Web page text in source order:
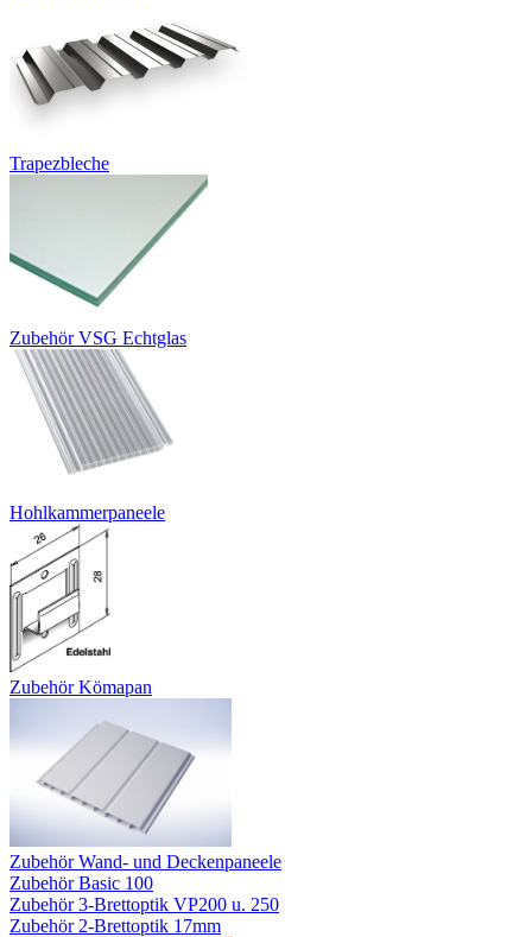
Trapezbleche
Zubehör VSG Echtglas
Hohlkammerpaneele
Zubehör Kömapan
Zubehör Wand- und Deckenpaneele
Zubehör Basic 100
Zubehör 3-Brettoptik VP200 u. 250
Zubehör 2-Brettoptik 17mm